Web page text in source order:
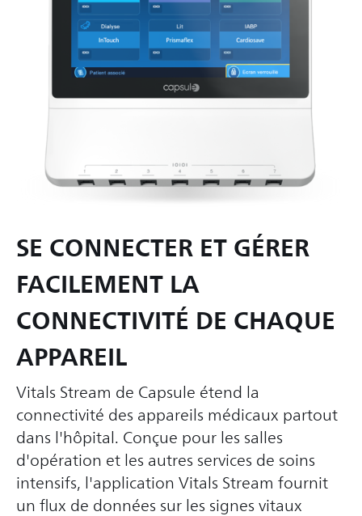
SE CONNECTER ET GÉRER
FACILEMENT LA
CONNECTIVITÉ DE CHAQUE
APPAREIL
Vitals Stream de Capsule étend la
connectivité des appareils médicaux partout
dans l'hôpital. Conçue pour les salles
d'opération et les autres services de soins
intensifs, l'application Vitals Stream fournit
un flux de données sur les signes vitaux